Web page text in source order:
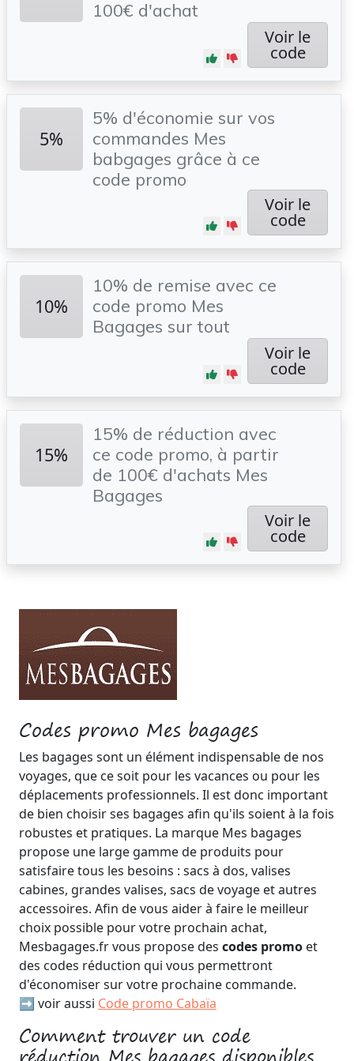
Codes promo Mes bagages
Les bagages sont un élément indispensable de nos
voyages, que ce soit pour les vacances ou pour les
déplacements professionnels. Il est donc important
de bien choisir ses bagages afin qu'ils soient à la fois
robustes et pratiques. La marque Mes bagages
propose une large gamme de produits pour
satisfaire tous les besoins : sacs à dos, valises
cabines, grandes valises, sacs de voyage et autres
accessoires. Afin de vous aider à faire le meilleur
choix possible pour votre prochain achat,
Mesbagages.fr vous propose des codes promo et
des codes réduction qui vous permettront
d'économiser sur votre prochaine commande.
➡️ voir aussi Code promo Cabaïa
Comment trouver un code
100€ d'achat
Voir le
code
5%
5% d'économie sur vos
commandes Mes
babgages grâce à ce
code promo
Voir le
code
10%
10% de remise avec ce
code promo Mes
Bagages sur tout
Voir le
code
15%
15% de réduction avec
ce code promo, à partir
de 100€ d'achats Mes
Bagages
Voir le
code